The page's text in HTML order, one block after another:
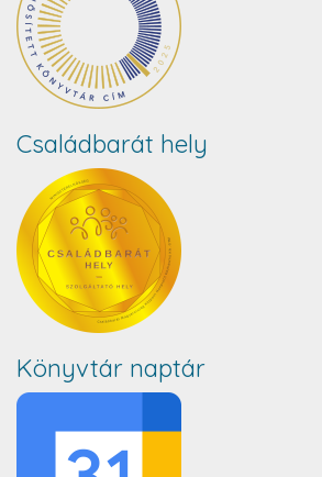
Családbarát hely
Könyvtár naptár